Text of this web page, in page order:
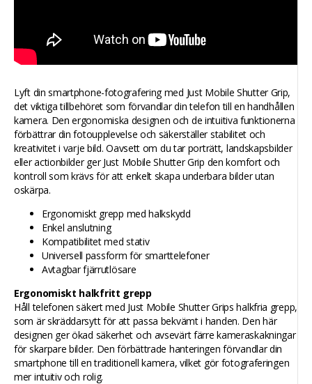
Lyft din smartphone-fotografering med Just Mobile Shutter Grip,
det viktiga tillbehöret som förvandlar din telefon till en handhållen
kamera. Den ergonomiska designen och de intuitiva funktionerna
förbättrar din fotoupplevelse och säkerställer stabilitet och
kreativitet i varje bild. Oavsett om du tar porträtt, landskapsbilder
eller actionbilder ger Just Mobile Shutter Grip den komfort och
kontroll som krävs för att enkelt skapa underbara bilder utan
oskärpa.
Ergonomiskt grepp med halkskydd
Enkel anslutning
Kompatibilitet med stativ
Universell passform för smarttelefoner
Avtagbar fjärrutlösare
Ergonomiskt halkfritt grepp
Håll telefonen säkert med Just Mobile Shutter Grips halkfria grepp,
som är skräddarsytt för att passa bekvämt i handen. Den här
designen ger ökad säkerhet och avsevärt färre kameraskakningar
för skarpare bilder. Den förbättrade hanteringen förvandlar din
smartphone till en traditionell kamera, vilket gör fotograferingen
mer intuitiv och rolig.